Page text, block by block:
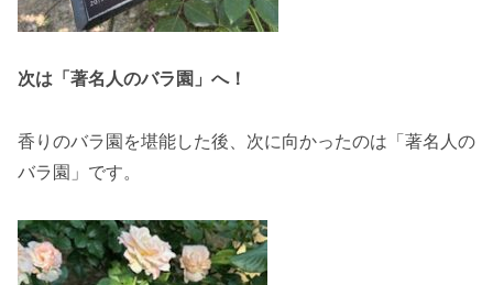
次は「著名人のバラ園」へ！
香りのバラ園を堪能した後、次に向かったのは「著名人の
バラ園」です。